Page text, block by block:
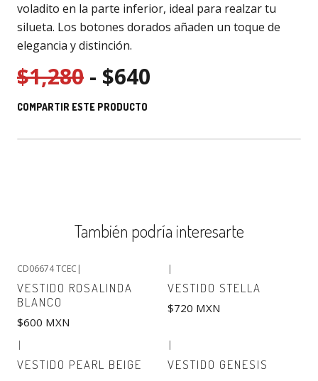
voladito en la parte inferior, ideal para realzar tu
silueta. Los botones dorados añaden un toque de
elegancia y distinción.
$1,280 - $640
COMPARTIR ESTE PRODUCTO
También podría interesarte
CD06674 TCEC |
VESTIDO ROSALINDA
BLANCO
$600 MXN
|
VESTIDO STELLA
$720 MXN
VESTIDO PEARL BEIGE VESTIDO GENESIS